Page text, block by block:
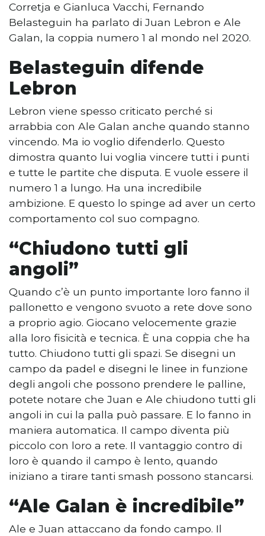
Corretja e Gianluca Vacchi, Fernando
Belasteguin ha parlato di Juan Lebron e Ale
Galan, la coppia numero 1 al mondo nel 2020.
Belasteguin difende
Lebron
Lebron viene spesso criticato perché si
arrabbia con Ale Galan anche quando stanno
vincendo. Ma io voglio difenderlo. Questo
dimostra quanto lui voglia vincere tutti i punti
e tutte le partite che disputa. E vuole essere il
numero 1 a lungo. Ha una incredibile
ambizione. E questo lo spinge ad aver un certo
comportamento col suo compagno.
“Chiudono tutti gli
angoli”
Quando c’è un punto importante loro fanno il
pallonetto e vengono svuoto a rete dove sono
a proprio agio. Giocano velocemente grazie
alla loro fisicità e tecnica. È una coppia che ha
tutto. Chiudono tutti gli spazi. Se disegni un
campo da padel e disegni le linee in funzione
degli angoli che possono prendere le palline,
potete notare che Juan e Ale chiudono tutti gli
angoli in cui la palla può passare. E lo fanno in
maniera automatica. Il campo diventa più
piccolo con loro a rete. Il vantaggio contro di
loro è quando il campo è lento, quando
iniziano a tirare tanti smash possono stancarsi.
“Ale Galan è incredibile”
Ale e Juan attaccano da fondo campo. Il